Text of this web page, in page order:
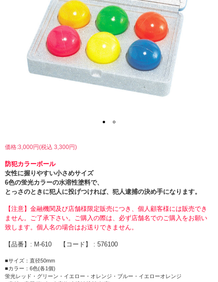
価格:3,000円(税込 3,300円)
防犯カラーボール
女性に握りやすい小さめサイズ
6色の蛍光カラーの水溶性塗料で、
とっさのときに犯人に投げつければ、犯人逮捕の決め手になります。
【注意】金融機関及び店舗様限定販売につき、個人顧客様には販売でき
ません。ご了承下さい。ご購入の際は、必ず店舗名でのご購入をお願い
致します。個人名の場合はお送りできません。
【品番】: M-610 【コード】 : 576100
■サイズ：直径50mm
■カラー：6色(各1個)
蛍光レッド・グリーン・イエロー・オレンジ・ブルー・イエローオレンジ